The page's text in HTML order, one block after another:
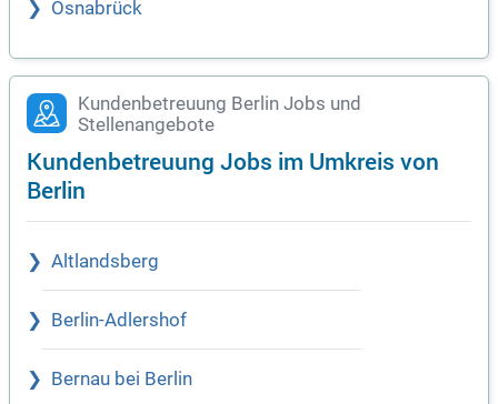
Osnabrück
Kundenbetreuung Berlin Jobs und
Stellenangebote
Kundenbetreuung Jobs im Umkreis von
Berlin
Altlandsberg
Berlin-Adlershof
Bernau bei Berlin